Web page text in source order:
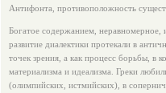
Антифонта, противоположность
Богатое содержанием,
развитие диалектики протекали в
точек зрения, а как процесс борьбы, в
материализма и идеализма. Греки
(олимпийских, истмийских), в